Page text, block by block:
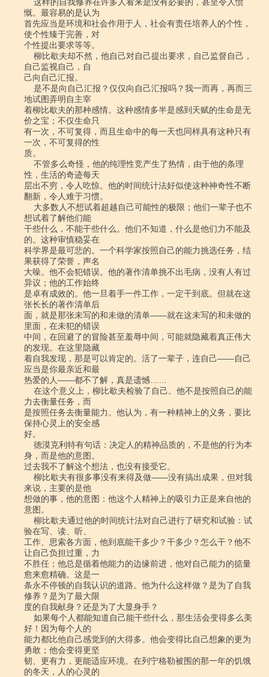
慨。最容易的是认为
首先应当是环境和社会作用于人，社会有责任培养人的个性，
使个性臻于完善，对
个性提出要求等等。
自己监视自己，自
己向自己汇报。
地试图弄明自主宰
着柳比歇夫的那种感情。这种感情多半是感到天赋的生命是无
价之宝；不仅生命只
有一次，不可复得，而且生命中的每一天也同样具有这种只有
一次，不可复得的性
质。
性，生活的奇迹每天
层出不穷，令人吃惊。他的时间统计法好似使这种神奇性不断
翻新，令人难于习惯。
想试着了解他们能
干些什么，不能干些什么。他们不知道，什么是他们力不能及
的。这种审慎稳妥在
科学界是最可悲的。一个科学家按照自己的能力挑选任务，结
果获得了荣誉，声名
大噪。他不会犯错误。他的著作清单挑不出毛病，没有人有过
异议；他的工作始终
是卓有成效的。他一旦着手一件工作，一定干到底。但就在这
张长长的著作清单后
面，就是那张未写的和未做的清单――就在这未写的和未做的
里面，在未犯的错误
中间，在回避了的冒险甚至羞辱中间，可能就隐藏着真正伟大
的发现。在这里隐藏
着自我发现，那是可以肯定的。活了一辈子，连自己――自己
应当是你最亲近和最
热爱的人――都不了解，真是遗憾……
力去衡量任务，而
是按照任务去衡量能力。他认为，有一种精神上的义务，要比
保持心灵上的安全感
好。
身，而是他的意图。
过去我不了解这个想法，也没有接受它。
来说，主要的是他
想做的事，他的意图：他这个人精神上的吸引力正是来自他的
意图。
验在写、读、听、
工作、思索各方面，他到底能干多少？干多少？怎么干？他不
让自己负担过重，力
不胜任；他总是循着他能力的边缘前进，他对自己能力的掂量
愈来愈精确。这是一
条永不停顿的自我认识的道路。他为什么这样做？是为了自我
修养？是为了最大限
度的自我献身？还是为了大显身手？
好！因为每个人的
能力都比他自己感觉到的大得多。他会变得比自己想象的更为
勇敢；他会变得更坚
韧、更有力，更能适应环境。在列宁格勒被围的那一年的饥饿
的冬天，人的心灵的